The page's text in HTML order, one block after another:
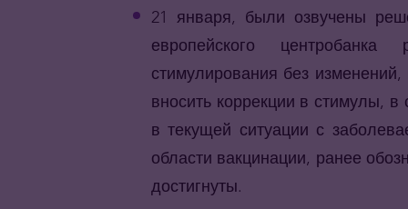
21 января, были озвучены
европейского
стимулирования без изменений,
вносить коррекции в стимулы, в
в текущей ситуации с
области вакцинации, ранее
достигнуты.